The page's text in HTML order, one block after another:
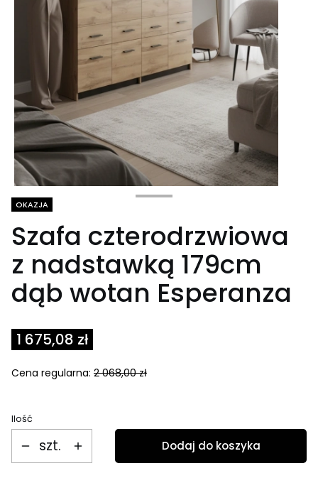
Tagi produktu
OKAZJA
Szafa czterodrzwiowa
z nadstawką 179cm
dąb wotan Esperanza
1 675,08 zł
Cena regularna: 2 068,00 zł
Ilość
szt. Dodaj do koszyka